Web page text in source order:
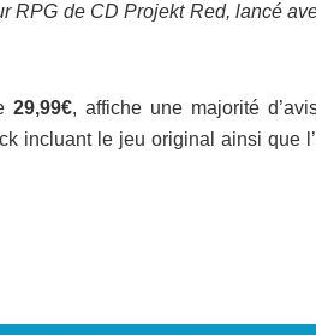
RPG de CD Projekt Red, lancé
29,99€, affiche une majorité
incluant le jeu original ainsi que